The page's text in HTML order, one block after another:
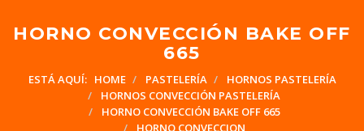
HORNO CONVECCIÓN BAKE OFF
665
ESTÁ AQUÍ: HOME PASTELERÍA
HORNOS PASTELERÍA
HORNOS CONVECCIÓN PASTELERÍA
HORNO CONVECCIÓN BAKE OFF 665
HORNO CONVECCION